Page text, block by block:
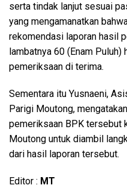
serta tindak lanjut sesuai
yang mengamanatkan
rekomendasi laporan hasil
lambatnya 60 (Enam Puluh)
pemeriksaan di terima.
Sementara itu Yusnaeni,
Parigi Moutong,
pemeriksaan BPK tersebut
Moutong untuk diambil
dari hasil laporan tersebut.
Editor : MT